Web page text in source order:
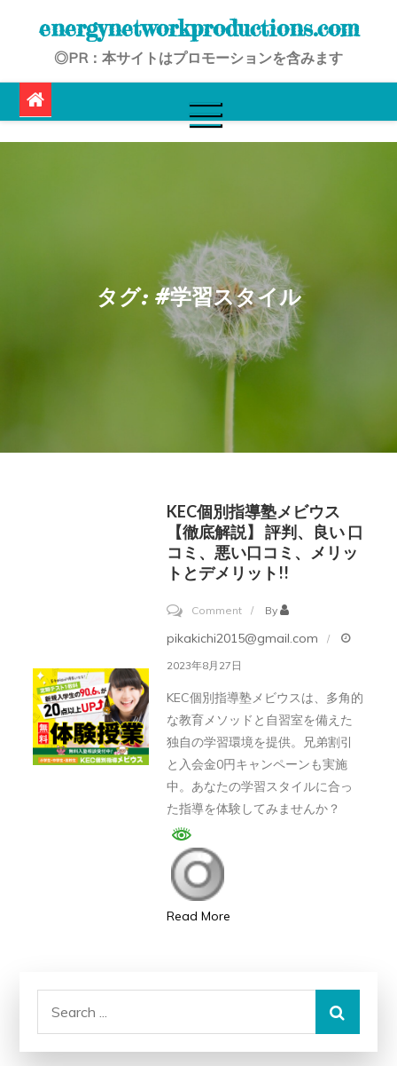
energynetworkproductions.com
◎PR：本サイトはプロモーションを含みます
タグ: #学習スタイル
KEC個別指導塾メビウス
【徹底解説】 評判、良い 口
コミ、悪い口コミ、メリッ
トとデメリット!!
Commenton
KEC
指
導
塾
メ
ビ
良
い
By
pikakichi2015@gmail.com
2023年8月27日
KEC個別指導塾メビウスは、多角的
な教育メソッドと自習室を備えた
独自の学習環境を提供。兄弟割引
と入会金0円キャンペーンも実施
中。あなたの学習スタイルに合っ
た指導を体験してみませんか？
Read More